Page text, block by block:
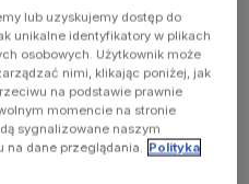
lub uzyskujemy dostęp do
unikalne identyfikatory w plikach
osobowych. Użytkownik może
nimi, klikając poniżej, jak
na podstawie prawnie
momencie na stronie
sygnalizowane naszym
na dane przeglądania. Polityka